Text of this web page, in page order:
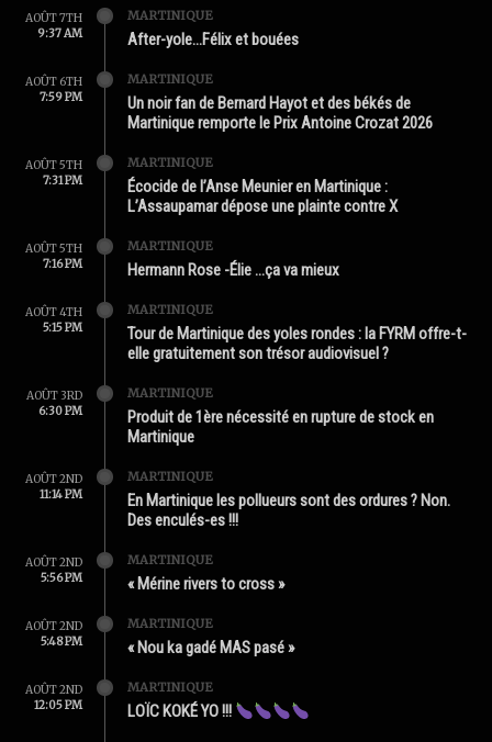
AOÛT 7TH
9:37 AM
MARTINIQUE
After-yole…Félix et bouées
AOÛT 6TH
7:59 PM
MARTINIQUE
Un noir fan de Bernard Hayot et des békés de
Martinique remporte le Prix Antoine Crozat 2026
AOÛT 5TH
7:31 PM
MARTINIQUE
Écocide de l’Anse Meunier en Martinique :
L’Assaupamar dépose une plainte contre X
AOÛT 5TH
7:16 PM
MARTINIQUE
Hermann Rose -Élie …ça va mieux
AOÛT 4TH
5:15 PM
MARTINIQUE
Tour de Martinique des yoles rondes : la FYRM offre-t-
elle gratuitement son trésor audiovisuel ?
AOÛT 3RD
6:30 PM
MARTINIQUE
Produit de 1ère nécessité en rupture de stock en
Martinique
AOÛT 2ND
11:14 PM
MARTINIQUE
En Martinique les pollueurs sont des ordures ? Non.
Des enculés-es !!!
AOÛT 2ND
5:56 PM
MARTINIQUE
« Mérine rivers to cross »
AOÛT 2ND
5:48 PM
MARTINIQUE
« Nou ka gadé MAS pasé »
AOÛT 2ND
12:05 PM
MARTINIQUE
LOÏC KOKÉ YO !!!